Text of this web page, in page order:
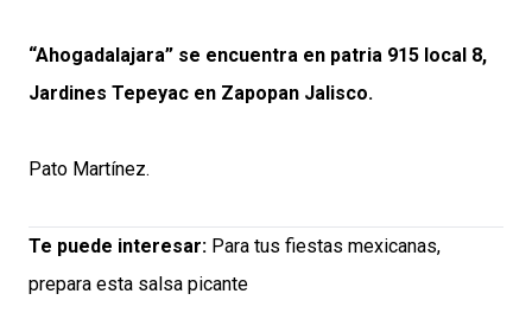
“Ahogadalajara” se encuentra en patria 915 local 8,
Jardines Tepeyac en Zapopan Jalisco.
Pato Martínez.
Te puede interesar: Para tus fiestas mexicanas,
prepara esta salsa picante